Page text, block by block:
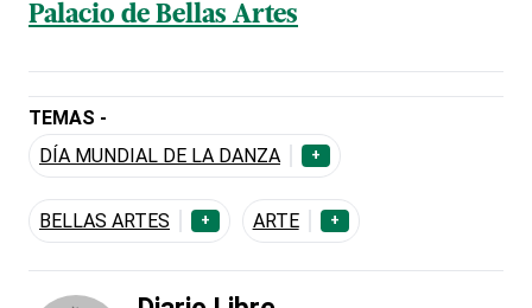
Palacio de Bellas Artes
TEMAS -
DÍA MUNDIAL DE LA DANZA
+
BELLAS ARTES + ARTE +